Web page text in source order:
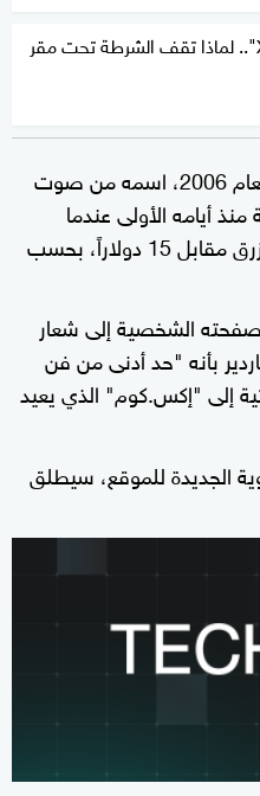
بعد التحول لـ "X".. لماذا تقف الشرطة تحت مقر
ويستمد تويتر الذي أسس في العام 2006، اسمه من صوت
أيامه الأولى عندما
اشترت الشركة سهم رمز لطائر أزرق مقابل 15 دولاراً، بحسب
الشخصية إلى شعار
بأنه "حد أدنى من فن
إلى "إكس.كوم" الذي يعيد
الجديدة للموقع، سيطلق